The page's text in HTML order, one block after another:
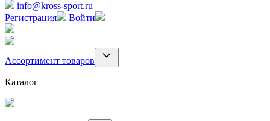
info@kross-sport.ru
Регистрация
Войти
Ассортимент товаров
Каталог